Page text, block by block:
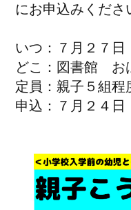
にお申込みくだ
いつ：７月２７
どこ：図書館 お
定員：親子５組程
申込：７月２４日